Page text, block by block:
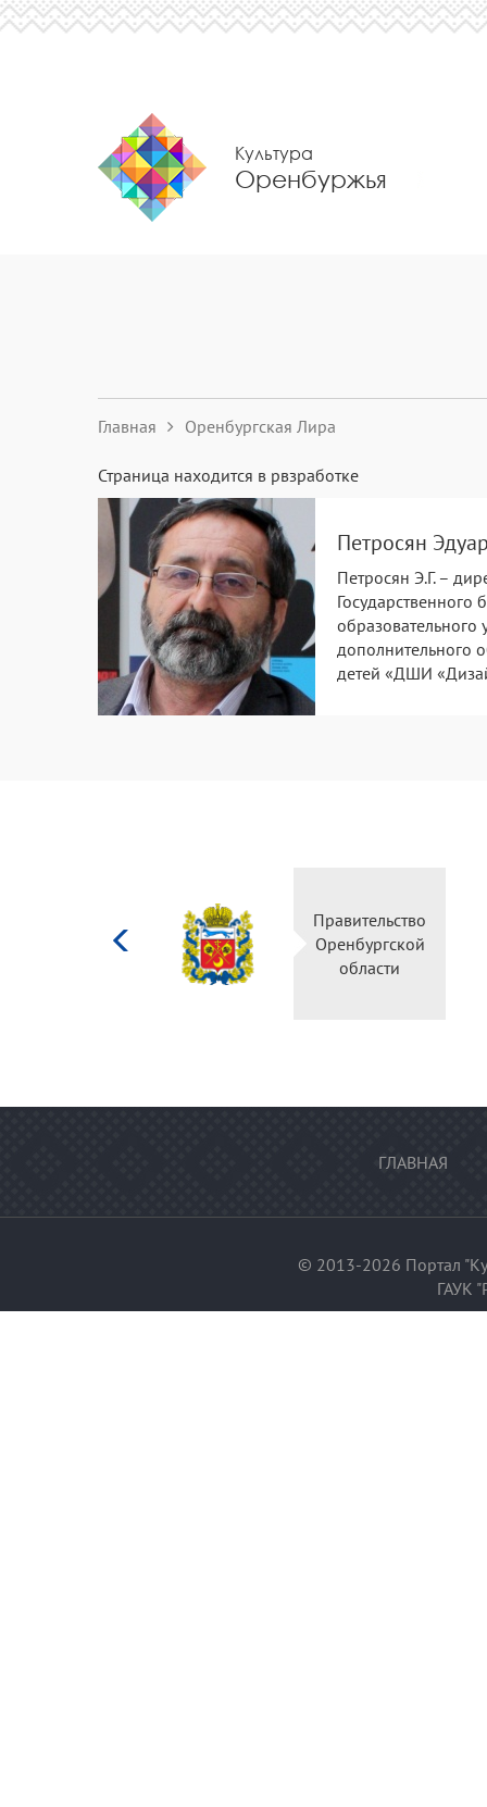
Культура
Оренбуржья
Главная Оренбургская Лира
Страница находится в рвзработке
Петросян
Петросян Э.Г. –
Государственного
образовательного
дополнительного
детей «ДШИ
Правительство
Оренбургской
области
ГЛАВНАЯ
© 2013-2026 Портал
ГАУК